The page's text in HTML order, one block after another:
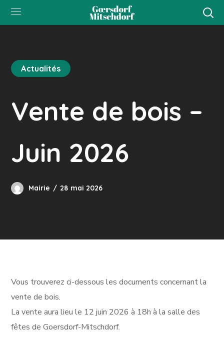
Actualités
Vente de bois –
Juin 2026
Mairie 28 mai 2026
Vous trouverez ci-dessous les documents concernant la
vente de bois.
La vente aura lieu le 12 juin 2026 à 18h à la salle des
fêtes de Goersdorf-Mitschdorf.